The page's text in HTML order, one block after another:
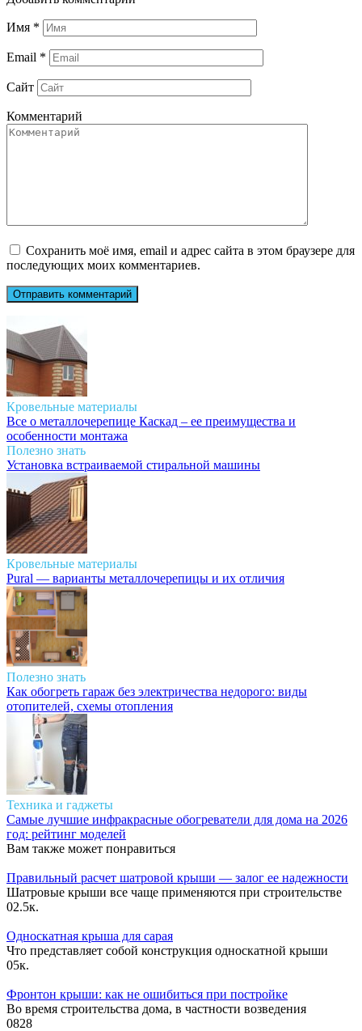
Имя *
Email *
Сайт
Комментарий
Сохранить моё имя, email и адрес сайта в этом браузере для
последующих моих комментариев.
Кровельные материалы
Все о металлочерепице Каскад – ее преимущества и
особенности монтажа
Полезно знать
Установка встраиваемой стиральной машины
Кровельные материалы
Pural — варианты металлочерепицы и их отличия
Полезно знать
Как обогреть гараж без электричества недорого: виды
отопителей, схемы отопления
Техника и гаджеты
Самые лучшие инфракрасные обогреватели для дома на 2026
год: рейтинг моделей
Вам также может понравиться
Правильный расчет шатровой крыши — залог ее надежности
Шатровые крыши все чаще применяются при строительстве
02.5к.
Односкатная крыша для сарая
Что представляет собой конструкция односкатной крыши
05к.
Фронтон крыши: как не ошибиться при постройке
Во время строительства дома, в частности возведения
0828